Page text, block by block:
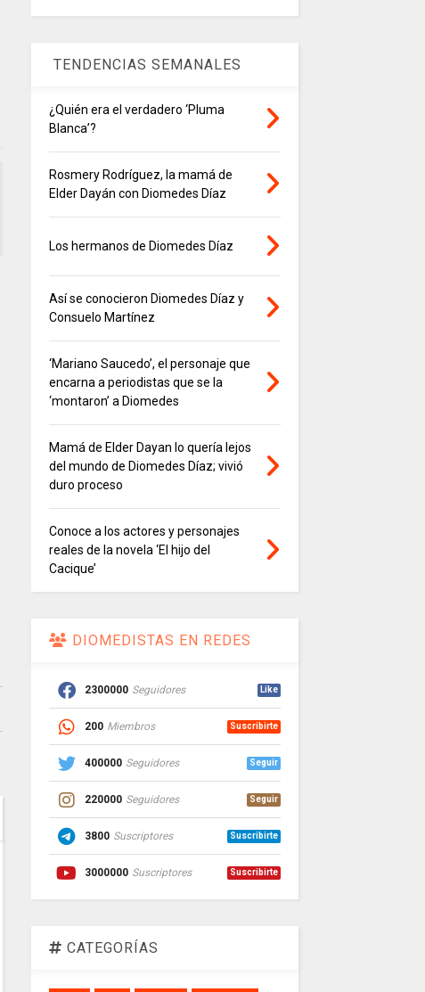
TENDENCIAS SEMANALES
¿Quién era el verdadero ‘Pluma
Blanca’?
Rosmery Rodríguez, la mamá de
Elder Dayán con Diomedes Díaz
Los hermanos de Diomedes Díaz
Así se conocieron Diomedes Díaz y
Consuelo Martínez
‘Mariano Saucedo’, el personaje que
encarna a periodistas que se la
‘montaron’ a Diomedes
Mamá de Elder Dayan lo quería lejos
del mundo de Diomedes Díaz; vivió
duro proceso
Conoce a los actores y personajes
reales de la novela ‘El hijo del
Cacique’
DIOMEDISTAS EN REDES
2300000 Seguidores Like
200 Miembros Suscribirte
400000 Seguidores Seguir
220000 Seguidores Seguir
3800 Suscriptores Suscribirte
3000000 Suscriptores Suscribirte
CATEGORÍAS